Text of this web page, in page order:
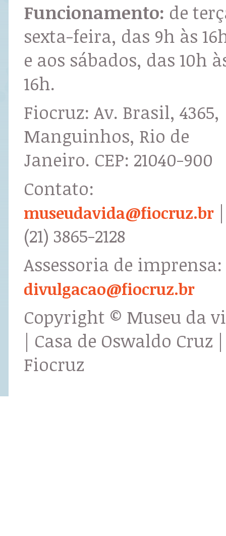
Funcionamento: de
sexta-feira, das 9h às
e aos sábados, das 10h
16h.
Fiocruz: Av. Brasil, 4365,
Manguinhos, Rio de
Janeiro. CEP: 21040-900
Contato:
museudavida@fiocruz.br |
(21) 3865-2128
Assessoria de imprensa:
divulgacao@fiocruz.br
Copyright © Museu da
| Casa de Oswaldo Cruz |
Fiocruz